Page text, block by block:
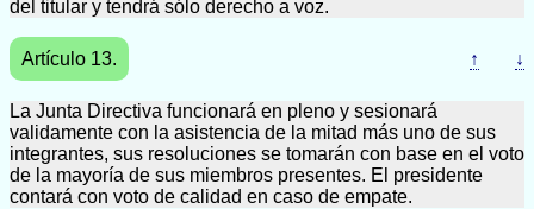
del titular y tendrá sólo derecho a voz.
Artículo 13. ↑ ↓
La Junta Directiva funcionará en pleno y sesionará
validamente con la asistencia de la mitad más uno de sus
integrantes, sus resoluciones se tomarán con base en el voto
de la mayoría de sus miembros presentes. El presidente
contará con voto de calidad en caso de empate.